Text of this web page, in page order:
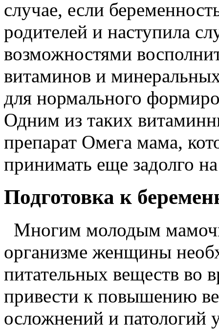
случае, если
родителей и наступила
возможностями
витаминов и
для нормального
Одним из таких
препарат Омега мама,
принимать еще задолго
Подготовка к
Многим молодым
организме женщины
питательных веществ во
привести к повышению
осложнений и патологий